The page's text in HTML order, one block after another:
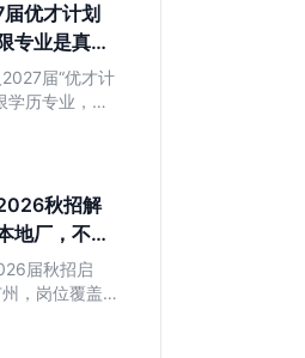
优才计划
专业是真的
届“优才计
学历专业，实
能顶尖人
，帮你判断
及如何准备
秋招解
地厂，不限
面议
届秋招启
，岗位覆盖
策划。PHP